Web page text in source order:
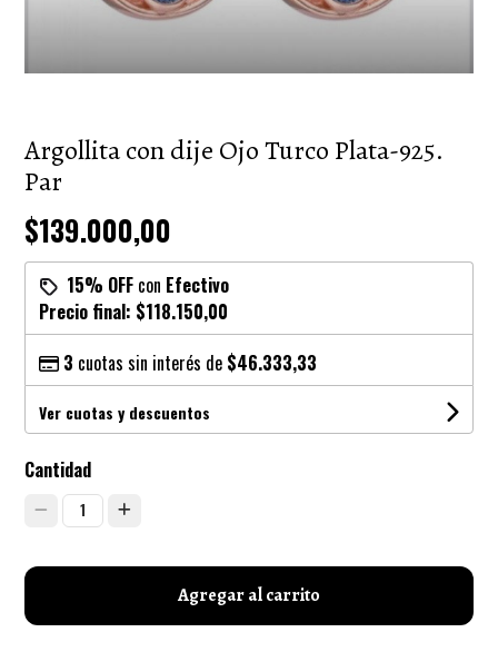
Argollita con dije Ojo Turco Plata-925.
Par
$139.000,00
15% OFF con Efectivo
Precio final: $118.150,00
3 cuotas sin interés de $46.333,33
Ver cuotas y descuentos
Cantidad
1
Agregar al carrito